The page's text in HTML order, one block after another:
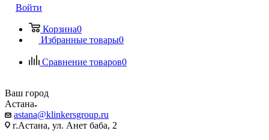
Войти
Корзина0
Избранные товары0
Сравнение товаров0
Ваш город
Астана
astana@klinkersgroup.ru
г.Астана, ул. Анет баба, 2